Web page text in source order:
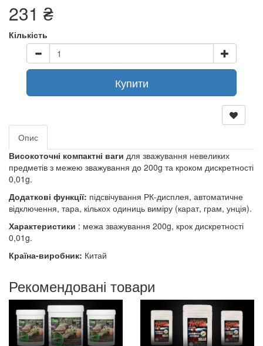
231 ₴
Кількість
Купити
Опис
Високоточні компактні ваги для зважування невеликих
предметів з межею зважування до 200g та кроком дискретності
0,01g.
Додаткові функції: підсвічування РК-дисплея, автоматичне
відключення, тара, кількох одиниць виміру (карат, грам, унція).
Характеристики : межа зважування 200g, крок дискретності
0,01g.
Країна-виробник: Китай
Рекомендовані товари